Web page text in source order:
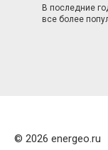
В последние
все более
© 2026 energeo.ru